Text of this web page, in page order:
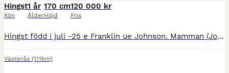
Hingst
Kön
1 år
Ålder
170 cm
Höjd
120 000 kr
Pris
Hingst född i juli -25 e Franklin ue Johnson. Mamman (Johnson-Samber, inväntar prestationsklass ** inom kort via SWB, BLUP index 129) har gått FEI klasser med junior, samt har placeringar upp till MS
Västerås (111km)